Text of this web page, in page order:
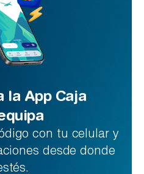
la App Caja
con tu celular y
desde donde